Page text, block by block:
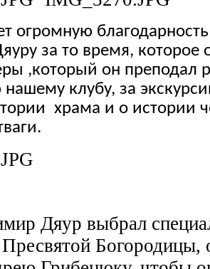
огромную
за то время, которое
,который он преподал
клубу, за
храма и о истории
Дяур выбрал
Богородицы,